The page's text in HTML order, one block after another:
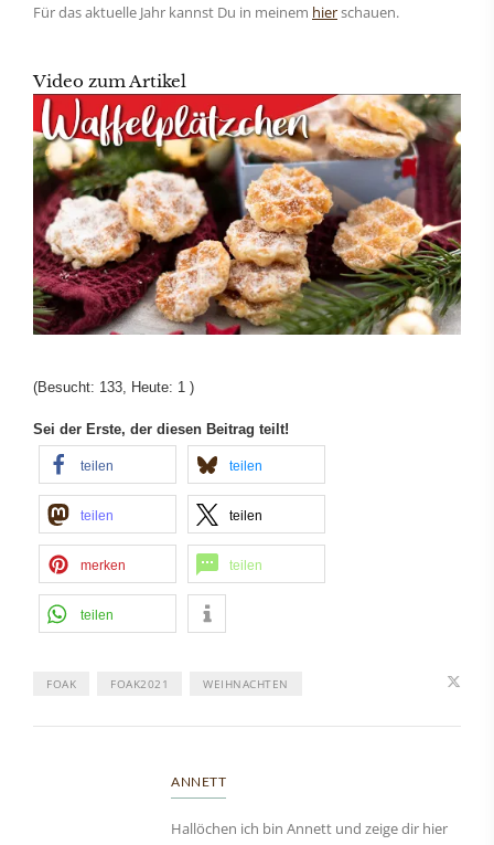
Für das aktuelle Jahr kannst Du in meinem hierschauen.
Video zum Artikel
(Besucht: 133, Heute: 1 )
Sei der Erste, der diesen Beitrag teilt!
teilen teilen
teilen teilen
merken teilen
teilen
FOAK FOAK2021 WEIHNACHTEN
ANNETT
Hallöchen ich bin Annett und zeige dir hier